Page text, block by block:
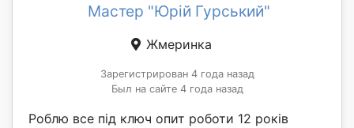
Мастер "Юрій Гурський"
Жмеринка
Зарегистрирован 4 года назад
Был на сайте 4 года назад
Роблю все під ключ опит роботи 12 років